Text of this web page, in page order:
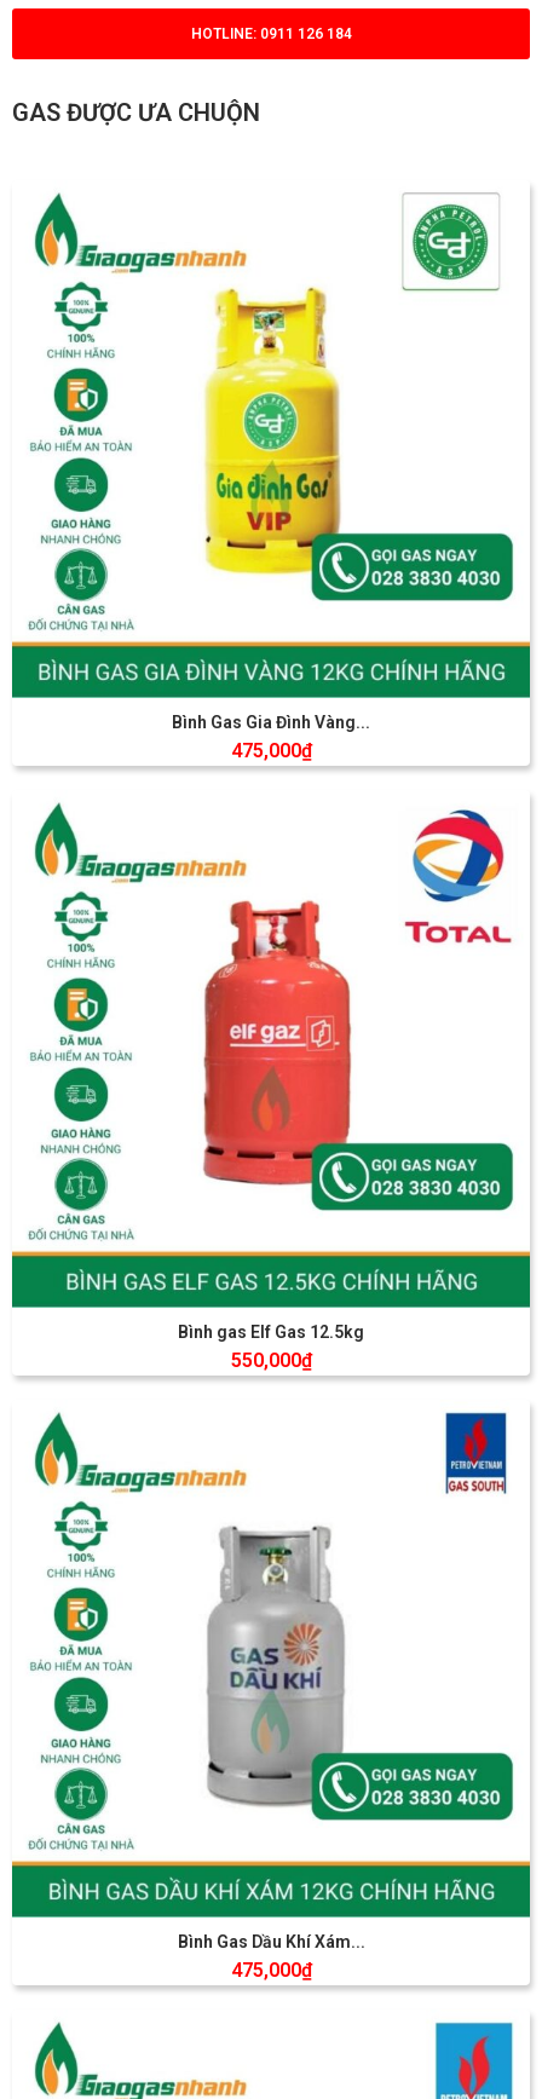
HOTLINE: 0911 126 184
GAS ĐƯỢC ƯA CHUỘN
Bình Gas Gia Đình Vàng...
475,000₫
Bình gas Elf Gas 12.5kg
550,000₫
Bình Gas Dầu Khí Xám...
475,000₫